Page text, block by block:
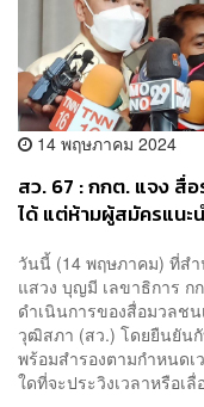
14 พฤษภาคม 2024
สว. 67 : กกต. แจง สื่
ได้ แต่ห้ามผู้สมัครแนะ
วันนี้ (14 พฤษภาคม) ที่ส
แสวง บุญมี เลขาธิการ
ดำเนินการของสื่อมวลชน
วุฒิสภา (สว.) โดยยืนยัน
พร้อมสำรองตามกำหนด
ใดที่จะประวิงเวลาหรือเ